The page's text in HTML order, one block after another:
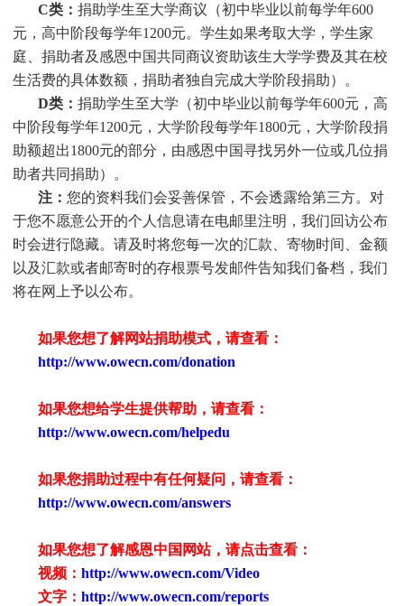
C类： 捐助学生至大学商议（初中毕业以前每学年600
元，高中阶段每学年1200元。 学生如果考取大学， 学生家
庭、捐助者及感恩中国共同商议资助该生大学学费及其在校
生活费的具体数额，捐助者独自完成大学阶段捐助）。
D类： 捐助学生至大学（初中毕业以前每学年600元，高
中阶段每学年1200元，大学阶段每学年1800元，大学阶段捐
助额超出1800元的部分，由感恩中国寻找另外一位或几位捐
助者共同捐助）。
注： 您的资料我们会妥善保管，不会透露给第三方。对
于您不愿意公开的个人信息请在电邮里注明，我们回访公布
时会进行隐藏。请及时将您每一次的汇款、寄物时间、金额
以及汇款或者邮寄时的存根票号发邮件告知我们备档，我们
将在网上予以公布。
如果您想了解网站捐助模式，请查看：
http://www.owecn.com/donation
如果您想给学生提供帮助，请查看：
http://www.owecn.com/helpedu
如果您捐助过程中有任何疑问，请查看：
http://www.owecn.com/answers
如果您想了解感恩中国网站，请点击查看：
视频： http://www.owecn.com/Video
文字： http://www.owecn.com/reports